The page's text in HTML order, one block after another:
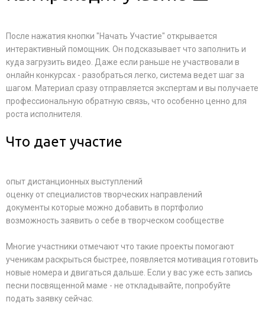
После нажатия кнопки "Начать Участие" открывается
интерактивный помощник. Он подсказывает что заполнить и
куда загрузить видео. Даже если раньше не участвовали в
онлайн конкурсах - разобраться легко, система ведет шаг за
шагом. Материал сразу отправляется экспертам и вы получаете
профессиональную обратную связь, что особенно ценно для
роста исполнителя.
Что дает участие
опыт дистанционных выступлений
оценку от специалистов творческих направлений
документы которые можно добавить в портфолио
возможность заявить о себе в творческом сообществе
Многие участники отмечают что такие проекты помогают
ученикам раскрыться быстрее, появляется мотивация готовить
новые номера и двигаться дальше. Если у вас уже есть запись
песни посвященной маме - не откладывайте, попробуйте
подать заявку сейчас.